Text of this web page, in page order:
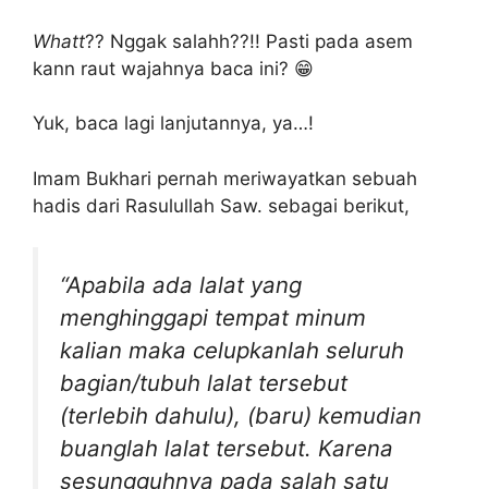
Whatt?? Nggak salahh??!! Pasti pada asem
kann raut wajahnya baca ini? 😁
Yuk, baca lagi lanjutannya, ya…!
Imam Bukhari pernah meriwayatkan sebuah
hadis dari Rasulullah Saw. sebagai berikut,
“Apabila ada lalat yang
menghinggapi tempat minum
kalian maka celupkanlah seluruh
bagian/tubuh lalat tersebut
(terlebih dahulu), (baru) kemudian
buanglah lalat tersebut. Karena
sesungguhnya pada salah satu